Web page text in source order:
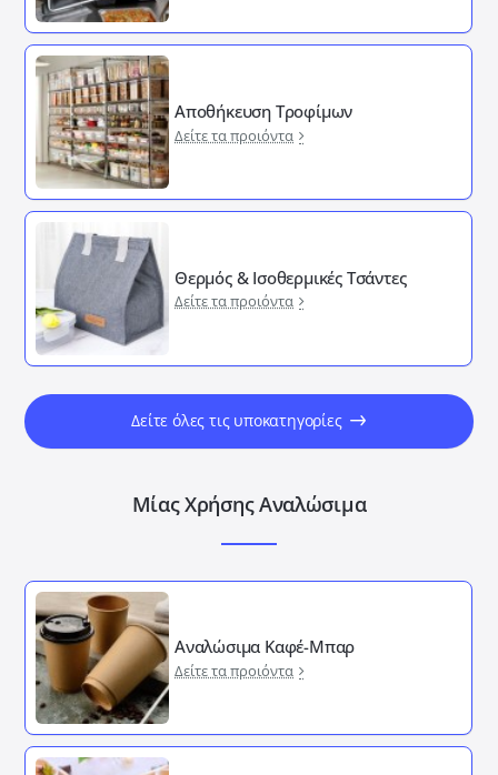
Αποθήκευση Τροφίμων
Δείτε τα προιόντα
Θερμός & Ισοθερμικές Τσάντες
Δείτε τα προιόντα
Δείτε όλες τις υποκατηγορίες
Μίας Χρήσης Αναλώσιμα
Αναλώσιμα Καφέ-Μπαρ
Δείτε τα προιόντα